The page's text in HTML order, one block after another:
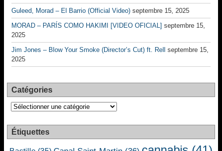
Guleed, Morad – El Barrio (Official Video) septembre 15, 2025
MORAD – PARÍS COMO HAKIMI [VIDEO OFICIAL] septembre 15,
2025
Jim Jones – Blow Your Smoke (Director’s Cut) ft. Rell
septembre 15,
2025
Catégories
Catégories
Étiquettes